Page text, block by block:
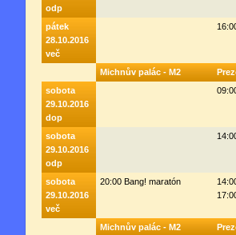
odp
pátek
28.10.2016
več
Michnův palác - M2
sobota
29.10.2016
dop
sobota
29.10.2016
odp
sobota
29.10.2016
več
20:00 Bang! maratón
Michnův palác - M2